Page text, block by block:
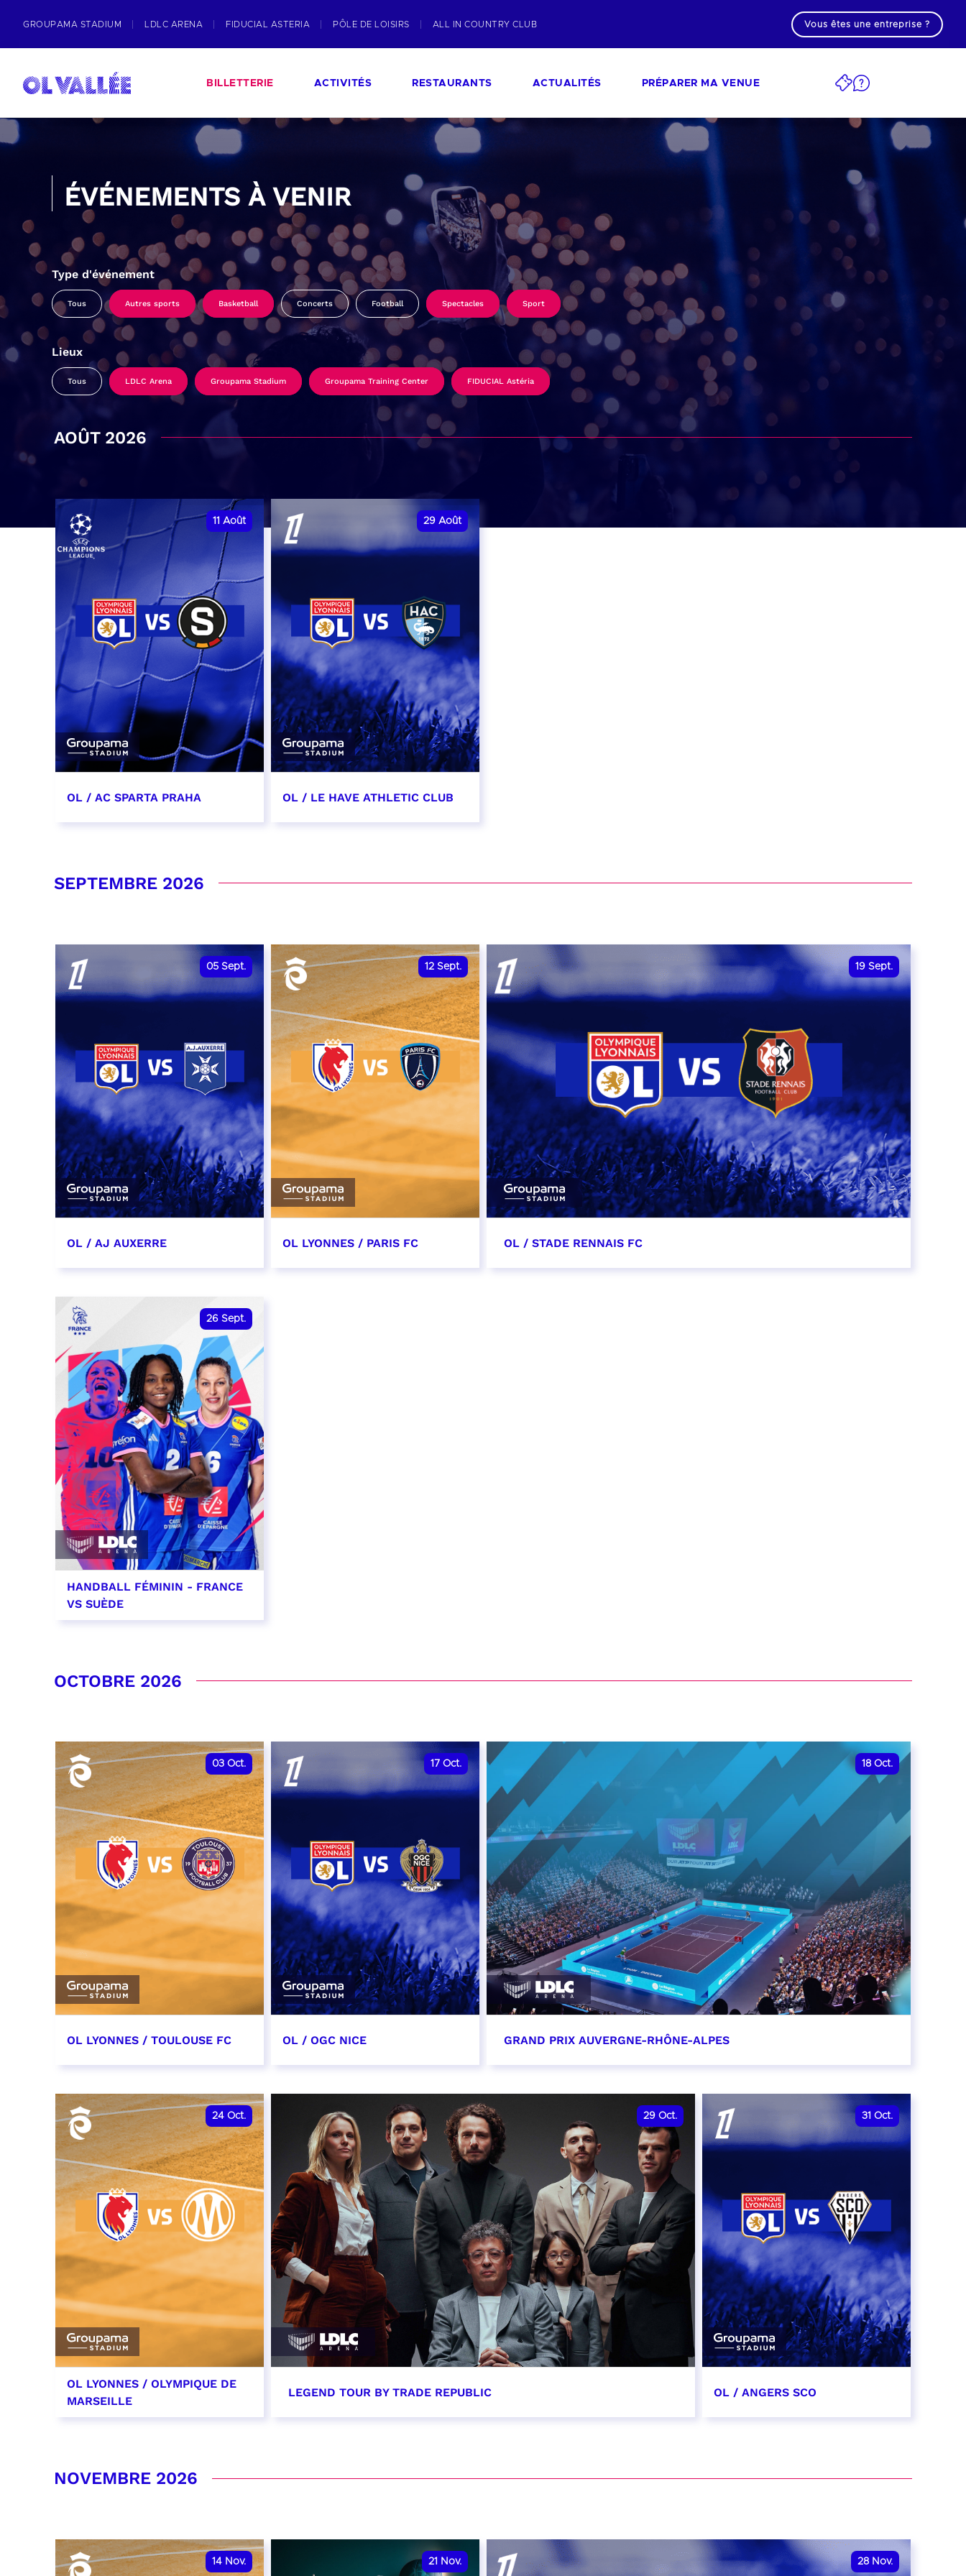
GROUPAMA STADIUM LDLC ARENA FIDUCIAL ASTERIA PÔLE DE LOISIRS ALL IN COUNTRY CLUB Vous êtes une entreprise ?
BILLETTERIE ACTIVITÉS RESTAURANTS ACTUALITÉS PRÉPARER MA VENUE
ÉVÉNEMENTS À VENIR
Type d'événement
Tous Autres sports Basketball Concerts Football Spectacles Sport
Lieux
Tous LDLC Arena Groupama Stadium Groupama Training Center FIDUCIAL Astéria
AOÛT 2026
11 Août
OL / AC SPARTA PRAHA
29 Août
OL / LE HAVE ATHLETIC CLUB
SEPTEMBRE 2026
05 Sept.
OL / AJ AUXERRE
RÉSERVER
12 Sept.
OL LYONNES / PARIS FC
19 Sept.
OL / STADE RENNAIS FC
26 Sept.
HANDBALL FÉMININ - FRANCE
VS SUÈDE
OCTOBRE 2026
03 Oct.
OL LYONNES / TOULOUSE FC
date et heure à confirmer
RÉSERVER
17 Oct.
OL / OGC NICE
date et heure à confirmer
RÉSERVER
18 Oct.
GRAND PRIX AUVERGNE-RHÔNE-ALPES
24 Oct.
OL LYONNES / OLYMPIQUE DE
MARSEILLE
RÉSERVER
29 Oct.
LEGEND TOUR BY TRADE REPUBLIC
31 Oct.
OL / ANGERS SCO
RÉSERVER
NOVEMBRE 2026
14 Nov. 21 Nov. 28 Nov.